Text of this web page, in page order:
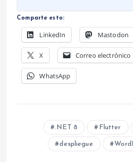
Comparte esto:
LinkedIn Mastodon
X Correo electrónico
WhatsApp
.NET 8 Flutter
despliegue